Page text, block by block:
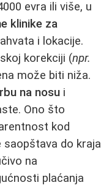
evra ili više, u
klinike za
i lokacije.
korekciji (npr.
može biti niža.
na nosu i
Ono što
kod
saopštava do kraja
na
plaćanja